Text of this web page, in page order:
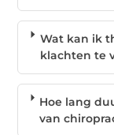
Wat kan ik
klachten te
Hoe lang
van